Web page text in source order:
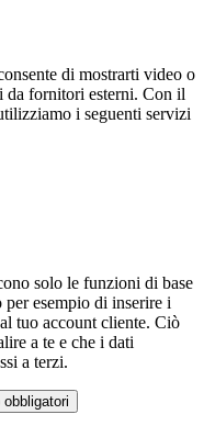
di mostrarti video o
da fornitori esterni. Con il
i seguenti servizi
solo le funzioni di base
esempio di inserire i
tuo account cliente. Ciò
a te e che i dati
a terzi.
obbligatori